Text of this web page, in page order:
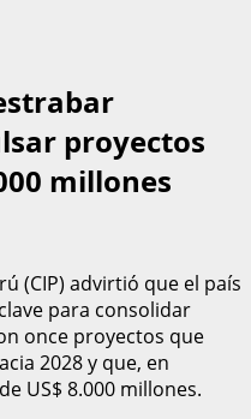
proyectos
millones
(CIP) advirtió que el país
para consolidar
once proyectos que
2028 y que, en
US$ 8.000 millones.